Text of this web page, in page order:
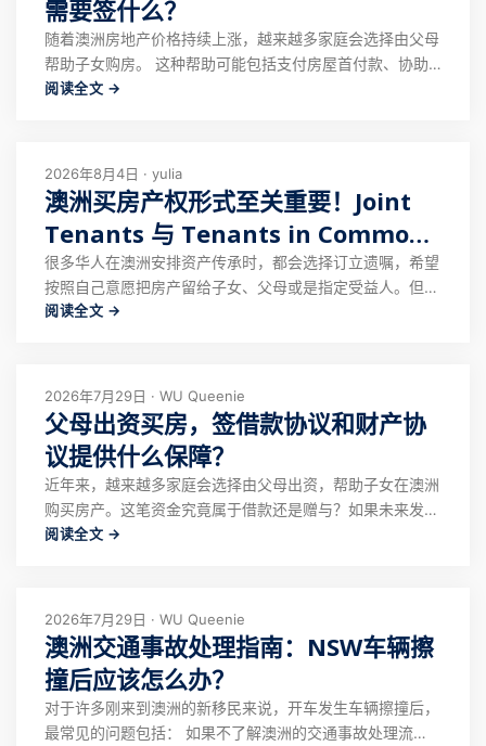
需要签什么？
随着澳洲房地产价格持续上涨，越来越多家庭会选择由父母
帮助子女购房。 这种帮助可能包括支付房屋首付款、协助
偿还贷款，或者直接提供一笔较大金额的资金。 对于很多
其他不可预见的情况，如何保障自己的资金权
阅读全文 →
2026年8月4日 · yulia
澳洲买房产权形式至关重要！Joint
Tenants 与 Tenants in Common
继承差异
很多华人在澳洲安排资产传承时，都会选择订立遗嘱，希望
按照自己意愿把房产留给子女、父母或是指定受益人。但不
少人咨询律师后才得知：澳洲Joint Tenants（联名持有）
房产持有形式，询问房屋是 J
阅读全文 →
2026年7月29日 · WU Queenie
父母出资买房，签借款协议和财产协
议提供什么保障？
近年来，越来越多家庭会选择由父母出资，帮助子女在澳洲
购买房产。这笔资金究竟属于借款还是赠与？如果未来发生
婚姻变化、家庭财产争议或债务问题，父母的出资是否能够
（Loan Agreement）及财产协议（B
阅读全文 →
2026年7月29日 · WU Queenie
澳洲交通事故处理指南：NSW车辆擦
撞后应该怎么办？
对于许多刚来到澳洲的新移民来说，开车发生车辆擦撞后，
最常见的问题包括： 如果不了解澳洲的交通事故处理流